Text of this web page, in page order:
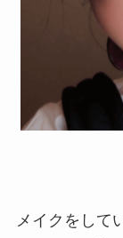
メイクをして